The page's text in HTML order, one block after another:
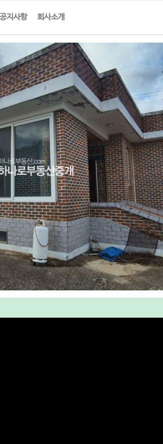
공지사항 회사소개